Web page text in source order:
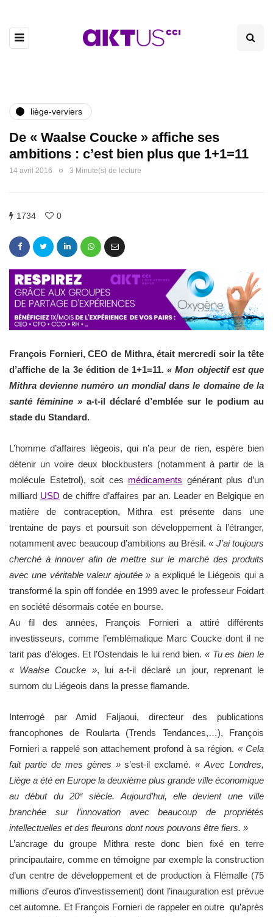
liège-verviers
De « Waalse Coucke » affiche ses
ambitions : c’est bien plus que 1+1=11
14 avril 2016 3 Minute(s) de lecture
1734 0
François Fornieri, CEO de Mithra, était mercredi soir la tête
d’affiche de la 3e édition de 1+1=11.« Mon objectif est que
Mithra devienne numéro un mondial dans le domaine de la
santé féminine »a-t-il déclaré d’emblée sur le podium au
stade du Standard.
L’homme d’affaires liégeois, qui n’a peur de rien, espère bien
détenir un voire deux blockbusters (notamment à partir de la
molécule Estetrol), soit ces médicaments générant plus d’un
milliard USD de chiffre d’affaires par an. Leader en Belgique en
matière de contraception, Mithra est présente dans une
trentaine de pays et poursuit son développement à l’étranger,
notamment avec beaucoup d’ambitions au Brésil.« J’ai toujours
cherché à innover afin de mettre sur le marché des produits
avec une véritable valeur ajoutée » a expliqué le Liégeois qui a
transformé la spin off fondée en 1999 avec le professeur Foidart
en société désormais cotée en bourse.
Au fil des années, François Fornieri a attiré différents
investisseurs, comme l’emblématique Marc Coucke dont il ne
tarit pas d’éloges. Et l’Ostendais le lui rend bien. « Tu es bien le
« Waalse Coucke », lui a-t-il déclaré un jour, reprenant le
surnom du Liégeois dans la presse flamande.
Interrogé par Amid Faljaoui, directeur des publications
francophones de Roularta (Trends Tendances,…), François
Fornieri a rappelé son attachement profond à sa région. « Cela
fait partie de mes gènes »s’est-il exclamé.« Avec Londres,
Liège a été en Europe la deuxième plus grande ville économique
au début du 20e
siècle. Aujourd’hui, elle devient une ville
branchée sur l’innovation avec beaucoup de propriétés
intellectuelles et des fleurons dont nous pouvons être fiers. »
L’ancrage du groupe Mithra reste donc bien fixé en terre
principautaire, comme en témoigne par exemple la construction
d’un centre de développement et de production à Flémalle (75
millions d’euros d’investissement) dont l’inauguration est prévue
cet automne. Et François Fornieri de rappeler en outre qu’après